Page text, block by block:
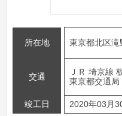
所在地 東京都北区滝
交通
ＪＲ 埼京線
東京都交通
竣工日 2020年03月